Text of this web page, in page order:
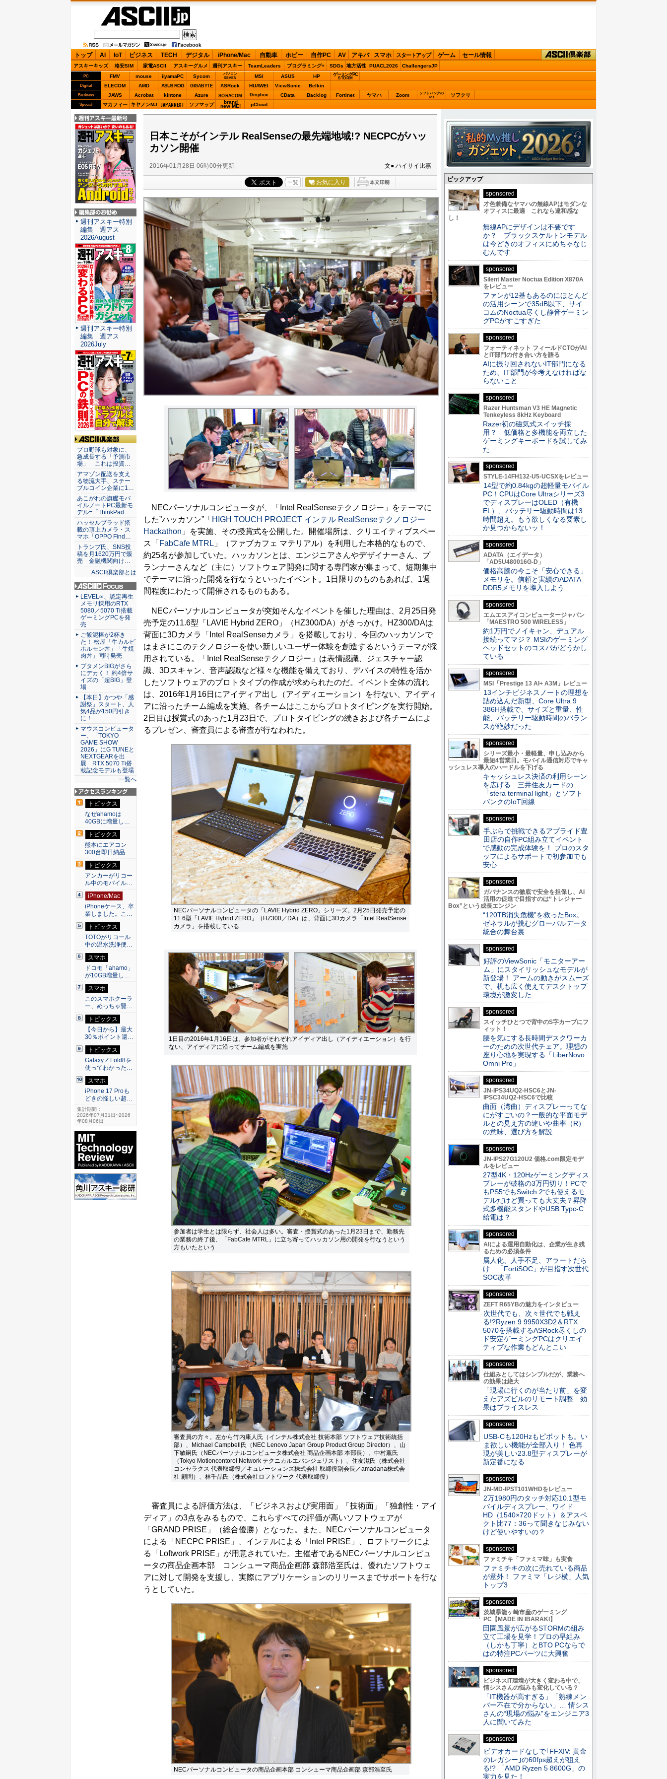
ASCII.jp
トップ AI IoT ビジネス TECH デジタル iPhone/Mac 自動車 ホビー 自作PC AV アキバ スマホ スタートアップ ゲーム セール情報
アスキーキッズ 格安SIM 家電ASCII アスキーグルメ 週刊アスキー TeamLeaders プログラミング+ SDGs 地方活性 PUACL2026 ChallengersJP
PC FMV mouse iiyamaPC Sycom
パソコン
SEVEN
MSI ASUS HP ゲーミングPC
STORM
Digital ELECOM AMD ASUS ROG GIGABYTE ASRock HUAWEI ViewSonic Belkin
Business JAWS Acrobat kintone Azure SORACOM Dropbox CData Backlog Fortinet ヤマハ Zoom
ソフトバンクの
IoT
ソフクリ
Special マカフィー キヤノンMJ JAPANNEXT ソフマップ brand
new ME! pCloud
日本こそがインテル RealSenseの最先端地域!? NECPCがハッ
カソン開催
2016年01月28日 06時00分更新 文● ハイサイ比嘉
一覧 お気に入り
NECパーソナルコンピュータが、「Intel RealSenseテクノロジー」をテーマに
した”ハッカソン”「 HIGH TOUCH PROJECT インテル RealSenseテクノロジー
Hackathon 」を実施、その授賞式を公開した。開催場所は、クリエイティブスペー
ス「 FabCafe MTRL 」（ファブカフェ マテリアル）を利用した本格的なもので、
約25名が参加していた。ハッカソンとは、エンジニアさんやデザイナーさん、プ
ランナーさんなど（主に）ソフトウェア開発に関する専門家が集まって、短期集中
でテーマに沿った開発を行なうといったイベント。1日限りのものもあれば、1週
間程度にわたって開催されるものもある。
NECパーソナルコンピュータが突如そんなイベントを催した理由は、2月25日発
売予定の11.6型「LAVIE Hybrid ZERO」（HZ300/DA）がきっかけ。HZ300/DAは
背面に3Dカメラ「Intel RealSenseカメラ」を搭載しており、今回のハッカソンで
はまさにこのテクノロジーを使い新しいユーザー体験を創造するというテーマが採
用されている。「Intel RealSenseテクノロジー」は表情認識、ジェスチャー認
識、3Dスキャン、音声認識など様々な機能を備えており、デバイスの特性を活か
したソフトウェアのプロトタイプの作成が求められたのだ。イベント全体の流れ
は、2016年1月16日にアイディア出し（アイディエーション）を行ない、アイディ
アに沿ったチーム編成を実施。各チームはここからプロトタイピングを実行開始。
2日目は授賞式のあった1月23日で、プロトタイピングの続きおよび各チームによ
るプレゼン、審査員による審査が行なわれた。
NECパーソナルコンピュータの「LAVIE Hybrid ZERO」シリーズ。2月25日発売予定の
11.6型「LAVIE Hybrid ZERO」（HZ300／DA）は、背面に3Dカメラ「Intel RealSense
カメラ」を搭載している
1日目の2016年1月16日は、参加者がそれぞれアイディア出し（アイディエーション）を行
ない、アイディアに沿ってチーム編成を実施
参加者は学生とは限らず、社会人は多い。審査・授賞式のあった1月23日まで、勤務先
の業務の終了後、「FabCafe MTRL」に立ち寄ってハッカソン用の開発を行なうという
方もいたという
審査員の方々。左から竹内康人氏（インテル株式会社 技術本部 ソフトウェア技術統括
部）、Michael Campbell氏（NEC Lenovo Japan Group Product Group Director）、山
下敏嗣氏（NECパーソナルコンピュータ株式会社 商品企画本部 本部長）、中村薫氏
（Tokyo Motioncontorol Network テクニカルエバンジェリスト）、住友滋氏（株式会社
コンセラクス 代表取締役／キュレーションズ株式会社 取締役副会長／amadana株式会
社 顧問）、林千晶氏（株式会社ロフトワーク 代表取締役）
審査員による評価方法は、「ビジネスおよび実用面」「技術面」「独創性・アイ
ディア」の3点をみるもので、これらすべての評価が高いソフトウェアが
「GRAND PRISE」（総合優勝）となった。また、NECパーソナルコンピュータ
による「NECPC PRISE」、インテルによる「Intel PRISE」、ロフトワークによ
る「Loftwork PRISE」が用意されていた。主催者であるNECパーソナルコンピュ
ータの商品企画本部 コンシューマ商品企画部 森部浩至氏は、優れたソフトウェ
アに対して開発を支援し、実際にアプリケーションのリリースまでサポートを行な
うとしていた。
NECパーソナルコンピュータの商品企画本部 コンシューマ商品企画部 森部浩至氏
週刊アスキー最新
号
編集部のお勧め
週刊アスキー特別
編集 週アス
2026August
週刊アスキー特別
編集 週アス
2026July
ASCII倶楽部
プロ野球も対象に、
急成長する「予測市
場」 これは投資…
アマゾン配送を支え
る物流大手、ステー
ブルコイン企業に1…
あこがれの旗艦モバ
イルノートPC最新モ
デル=「ThinkPad…
ハッセルブラッド搭
載の頂上カメラ・ス
マホ「OPPO Find…
トランプ氏、SNS投
稿を月1620万円で販
売 金融機関向け…
ASCII倶楽部とは
ASCII.jp Focus
LEVEL∞、認定再生
メモリ採用のRTX
5080／5070 Ti搭載
ゲーミングPCを発
売
ご飯泥棒が2杯き
た！ 松屋「牛カルビ
ホルモン丼」「牛焼
肉丼」同時発売
ブタメンBIGがさら
にデカく！ 約4倍サ
イズの「超BIG」登
場
【本日】かつや「感
謝祭」スタート、人
気4品が150円引き
に！
マウスコンピュータ
ー、「TOKYO
GAME SHOW
2026」にG TUNEと
NEXTGEARを出
展 RTX 5070 Ti搭
載記念モデルも登場
一覧へ
アクセスランキン
グ
トピックス
なぜahamoは
40GBに増量し…
トピックス
熊本にエアコン
300台即日納品…
トピックス
アンカーがリコー
ル中のモバイル…
iPhone/Mac
iPhoneケース、卒
業しました。こ…
トピックス
TOTOがリコール
中の温水洗浄便…
スマホ
ドコモ「ahamo」
が10GB増量し…
スマホ
このスマホクーラ
ー、めっちゃ賢…
トピックス
【今日から】最大
30％ポイント還…
トピックス
Galaxy Z Fold8を
使ってわかった…
スマホ
iPhone 17 Proも
どきの怪しい超…
集計期間：
2026年07月31日~2026
年08月06日
ピックアップ
sponsored
才色兼備なヤマハの無線APはモダンな
オフィスに最適 これなら違和感な
し！
無線APにデザインは不要です
か？ ブラックスケルトンモデル
は今どきのオフィスにめちゃなじ
むんです
sponsored
Silent Master Noctua Edition X870A
をレビュー
ファンが12基もあるのにほとんど
の活用シーンで35dB以下、サイ
コムのNoctua尽くし静音ゲーミン
グPCがすごすぎた
sponsored
フォーティネット フィールドCTOがAI
とIT部門の付き合い方を語る
AIに振り回されないIT部門になる
ため、IT部門が今考えなければな
らないこと
sponsored
Razer Huntsman V3 HE Magnetic
Tenkeyless 8kHz Keyboard
Razer初の磁気式スイッチ採
用？ 低価格と多機能を両立した
ゲーミングキーボードを試してみ
た
sponsored
STYLE-14FH132-U5-UCSXをレビュー
14型で約0.84kgの超軽量モバイル
PC！CPUはCore Ultraシリーズ3
でディスプレーはOLED（有機
EL）、バッテリー駆動時間は13
時間超え。もう欲しくなる要素し
か見つからないッ！
sponsored
ADATA（エイデータ）
「AD5U480016G-D」
価格高騰の今こそ「安心できる」
メモリを。信頼と実績のADATA
DDR5メモリを導入しよう
sponsored
エムエスアイコンピュータージャパン
「MAESTRO 500 WIRELESS」
約1万円でノイキャン、デュアル
接続ってマジ？ MSIのゲーミング
ヘッドセットのコスパがどうかし
ている
sponsored
MSI「Prestige 13 AI+ A3M」レビュー
13インチビジネスノートの理想を
詰め込んだ新型、Core Ultra 9
386H搭載で、サイズと重量、性
能、バッテリー駆動時間のバラン
スが絶妙だった
sponsored
シリーズ最小・最軽量、申し込みから
最短4営業日。モバイル通信対応でキャ
ッシュレス導入のハードルを下げる
キャッシュレス決済の利用シーン
を広げる 三井住友カードの
「stera terminal light」とソフト
バンクのIoT回線
sponsored
手ぶらで挑戦できるアプライド豊
田店の自作PC組み立てイベント
で感動の完成体験を！ プロのスタ
ッフによるサポートで初参加でも
安心
sponsored
ガバナンスの徹底で安全を担保し、AI
活用の促進で目指すのは“トレジャー
Box”という成長エンジン
“120TB消失危機”を救ったBox。
ゼネラルが挑むグローバルデータ
統合の舞台裏
sponsored
好評のViewSonic「モニターアー
ム」にスタイリッシュなモデルが
新登場！ アームの動きがスムーズ
で、机も広く使えてデスクトップ
環境が激変した
sponsored
スイッチひとつで背中のS字カーブにフ
ィット！
腰を気にする長時間デスクワーカ
ーのための次世代チェア。理想の
座り心地を実現する「LiberNovo
Omni Pro」
sponsored
JN-IPS34UQ2-HSC6とJN-
IPSC34UQ2-HSC6で比較
曲面（湾曲）ディスプレーってな
にがすごいの？一般的な平面モデ
ルとの見え方の違いや曲率（R）
の意味、選び方を解説
sponsored
JN-IPS27G120U2 価格.com限定モデ
ルをレビュー
27型4K・120Hzゲーミングディス
プレーが破格の3万円切り！PCで
もPS5でもSwitch 2でも使えるモ
デルだけど買っても大丈夫？昇降
式多機能スタンドやUSB Typc-C
給電は？
sponsored
AIによる運用自動化は、企業が生き残
るための必須条件
属人化、人手不足、アラートだら
け 「FortiSOC」が目指す次世代
SOC改革
sponsored
ZEFT R65YBの魅力をインタビュー
次世代でも、次々世代でも戦え
る!?Ryzen 9 9950X3D2＆RTX
5070を搭載するASRock尽くしの
ド安定ゲーミングPCはクリエイ
ティブな作業もどんとこい
sponsored
仕組みとしてはシンプルだが、業務へ
の効果は絶大
「現場に行くのが当たり前」を変
えたアズビルのリモート調整 効
果はプライスレス
sponsored
USB-Cも120Hzもピボットも。い
ま欲しい機能が全部入り！ 色再
現が美しい23.8型ディスプレーが
新定番になる
sponsored
JN-MD-IPST101WHDをレビュー
2万1980円のタッチ対応10.1型モ
バイルディスプレー、ワイド
HD（1540×720ドット）＆アスペ
クト比77：36って聞きなじみない
けど使いやすいの？
sponsored
ファミチキ「ファミマ味」も実食
ファミチキの次に売れている商品
が意外！ ファミマ「レジ横」人気
トップ3
sponsored
茨城県龍ヶ崎市産のゲーミング
PC【MADE IN IBARAKI】
田園風景が広がるSTORMの組み
立て工場を見学！プロの早組み
（しかも丁寧）とBTO PCならで
はの特注PCパーツに大興奮
sponsored
ビジネスIT環境が大きく変わる中で、
情シスさんの悩みも変化している？
「IT機器が高すぎる」「熟練メン
バー不在で分からない」… 情シス
さんの“現場の悩み”をエンジニア3
人に聞いてみた
sponsored
ビデオカードなしで｢FFXIV: 黄金
のレガシー｣の60fps超えが狙え
る!? 「AMD Ryzen 5 8600G」の
実力を見た！